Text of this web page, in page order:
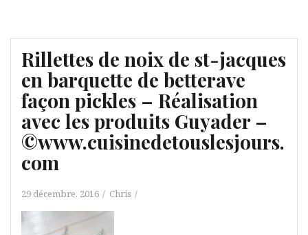
Rillettes de noix de st-jacques
en barquette de betterave
façon pickles – Réalisation
avec les produits Guyader –
©www.cuisinedetouslesjours.
com
29 décembre, 2016 Chris